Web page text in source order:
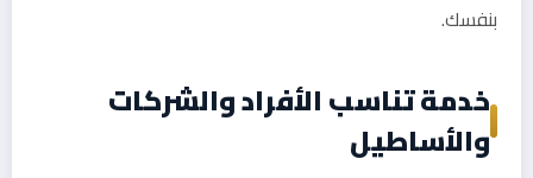
بنفسك.
خدمة تناسب الأفراد والشركات
والأساطيل